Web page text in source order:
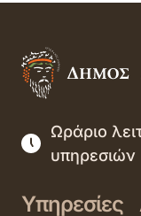
Ωράριο
υπηρεσιών
Υπηρεσίες